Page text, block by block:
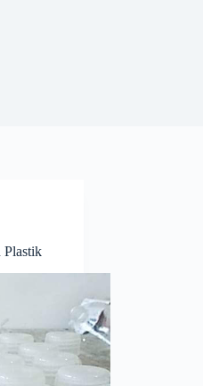
Plastik